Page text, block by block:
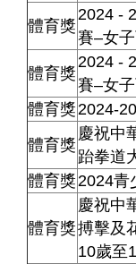
體育獎
2024 -
賽–女
體育獎
2024 -
賽–女
體育獎2024-
體育獎
慶祝中
跆拳道
體育獎2024青
體育獎
慶祝中
搏擊及
10歲至